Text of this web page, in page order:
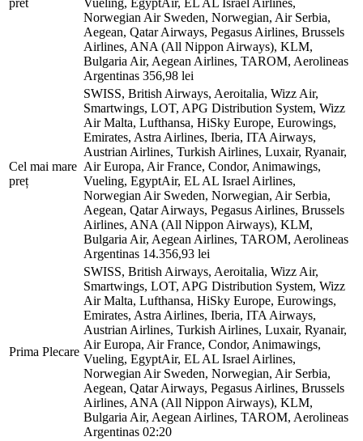
Norwegian Air Sweden, Norwegian, Air Serbia,
Aegean, Qatar Airways, Pegasus Airlines, Brussels
Airlines, ANA (All Nippon Airways), KLM,
Bulgaria Air, Aegean Airlines, TAROM, Aerolineas
Argentinas 356,98 lei
Cel mai mare
preț
SWISS, British Airways, Aeroitalia, Wizz Air,
Smartwings, LOT, APG Distribution System, Wizz
Air Malta, Lufthansa, HiSky Europe, Eurowings,
Emirates, Astra Airlines, Iberia, ITA Airways,
Austrian Airlines, Turkish Airlines, Luxair, Ryanair,
Air Europa, Air France, Condor, Animawings,
Vueling, EgyptAir, EL AL Israel Airlines,
Norwegian Air Sweden, Norwegian, Air Serbia,
Aegean, Qatar Airways, Pegasus Airlines, Brussels
Airlines, ANA (All Nippon Airways), KLM,
Bulgaria Air, Aegean Airlines, TAROM, Aerolineas
Argentinas 14.356,93 lei
Prima Plecare
SWISS, British Airways, Aeroitalia, Wizz Air,
Smartwings, LOT, APG Distribution System, Wizz
Air Malta, Lufthansa, HiSky Europe, Eurowings,
Emirates, Astra Airlines, Iberia, ITA Airways,
Austrian Airlines, Turkish Airlines, Luxair, Ryanair,
Air Europa, Air France, Condor, Animawings,
Vueling, EgyptAir, EL AL Israel Airlines,
Norwegian Air Sweden, Norwegian, Air Serbia,
Aegean, Qatar Airways, Pegasus Airlines, Brussels
Airlines, ANA (All Nippon Airways), KLM,
Bulgaria Air, Aegean Airlines, TAROM, Aerolineas
Argentinas 02:20